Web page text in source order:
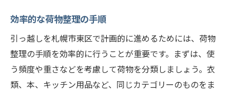
効率的な荷物整理の手順
引っ越しを札幌市東区で計画的に進めるためには、荷物
整理の手順を効率的に行うことが重要です。まずは、使
う頻度や重さなどを考慮して荷物を分類しましょう。衣
類、本、キッチン用品など、同じカテゴリーのものをま